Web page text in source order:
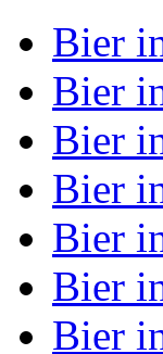
Bier
Bier
Bier
Bier
Bier
Bier
Bier